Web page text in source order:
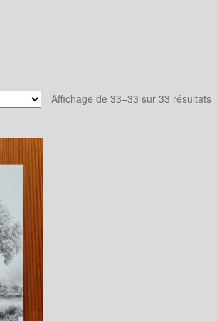
Affichage de 33–33 sur 33 résultats